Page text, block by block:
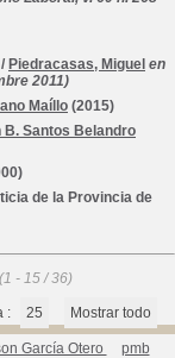
/ Piedracasas, Miguel en
2011)
Maíllo (2015)
B. Santos Belandro
de la Provincia de
(1 - 15 / 36)
: 25 Mostrar todo
García Otero pmb